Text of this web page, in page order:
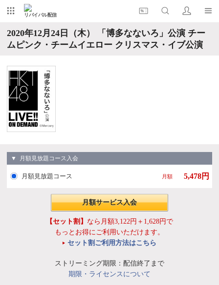
リバイバル配信
2020年12月24日（木） 「博多なないろ」公演 チー
ムピンク・チームイエロー クリスマス・イブ公演
▼ 月額見放題コース入会
月額見放題コース 月額 5,478円
月額サービス入会
【セット割】 なら月額3,122円＋1,628円で
もっとお得にご利用いただけます。
セット割ご利用方法はこちら
ストリーミング期限：配信終了まで
期限・ライセンスについて